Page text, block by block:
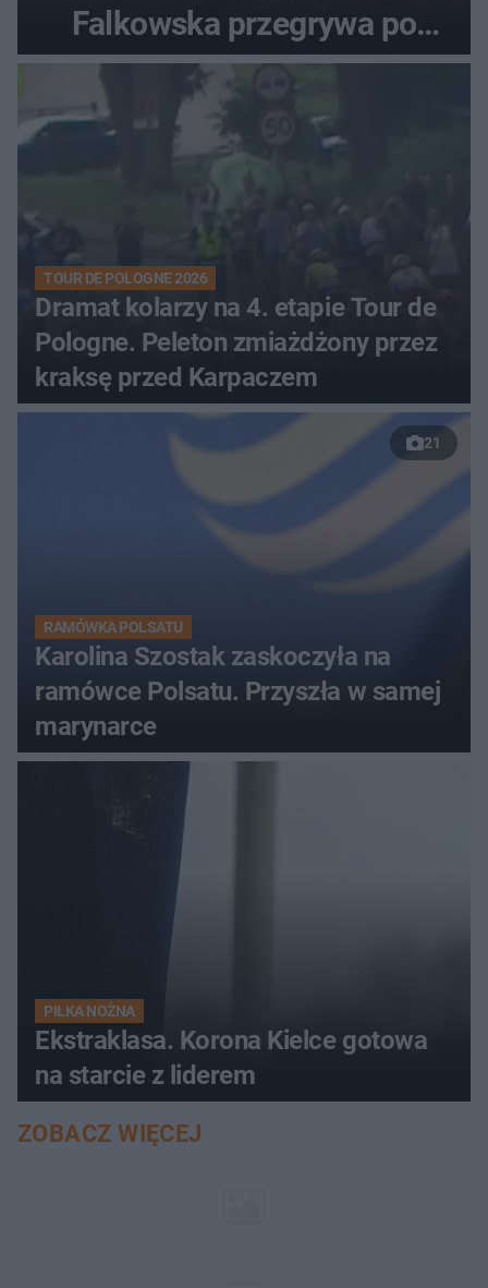
Falkowska przegrywa po
zaciętym boju
TOUR DE POLOGNE 2026
Dramat kolarzy na 4. etapie Tour de
Pologne. Peleton zmiażdżony przez
kraksę przed Karpaczem
21
RAMÓWKA POLSATU
Karolina Szostak zaskoczyła na
ramówce Polsatu. Przyszła w samej
marynarce
PIŁKA NOŻNA
Ekstraklasa. Korona Kielce gotowa
na starcie z liderem
ZOBACZ WIĘCEJ